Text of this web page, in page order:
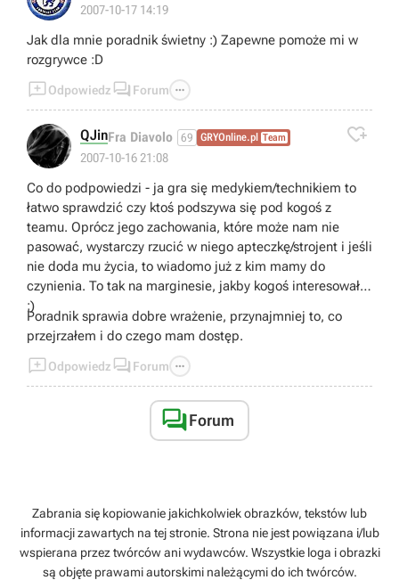
2007-10-17 14:19
Jak dla mnie poradnik świetny :) Zapewne pomoże mi w
rozgrywce :D
Odpowiedz  Forum 
QJinFra Diavolo 69 GRYOnline.pl Team
2007-10-16 21:08

Co do podpowiedzi - ja gra się medykiem/technikiem to
łatwo sprawdzić czy ktoś podszywa się pod kogoś z
teamu. Oprócz jego zachowania, które może nam nie
pasować, wystarczy rzucić w niego apteczkę/strojent i jeśli
nie doda mu życia, to wiadomo już z kim mamy do
czynienia. To tak na marginesie, jakby kogoś interesowało.
;)
Poradnik sprawia dobre wrażenie, przynajmniej to, co
przejrzałem i do czego mam dostęp.
Odpowiedz  Forum 
Forum
Zabrania się kopiowanie jakichkolwiek obrazków, tekstów lub
informacji zawartych na tej stronie. Strona nie jest powiązana i/lub
wspierana przez twórców ani wydawców. Wszystkie loga i obrazki
są objęte prawami autorskimi należącymi do ich twórców.